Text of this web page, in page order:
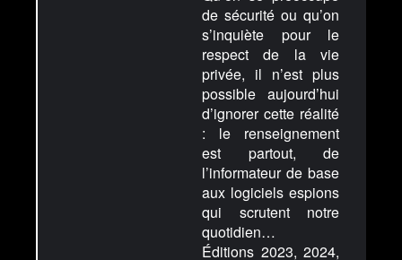
de sécurité ou qu’on
s’inquiète pour le
respect de la vie
privée, il n’est plus
possible aujourd’hui
d’ignorer cette réalité
: le renseignement
est partout, de
l’informateur de base
aux logiciels espions
qui scrutent notre
quotidien…
Éditions 2023, 2024,